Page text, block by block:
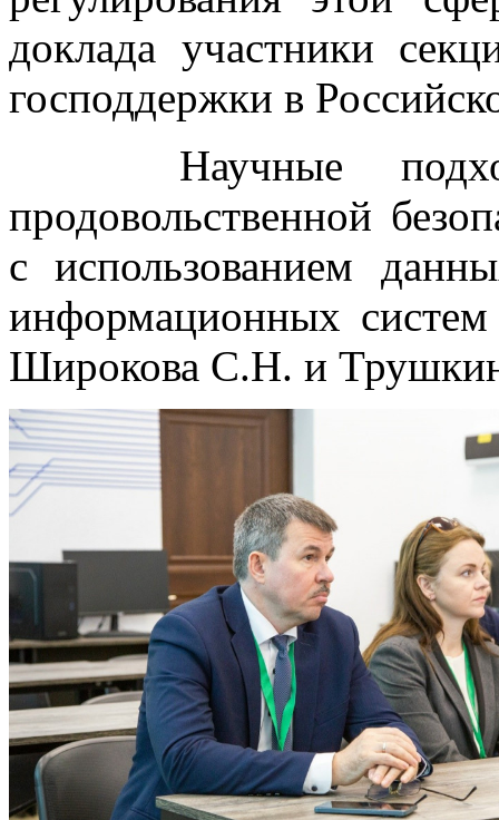
доклада участники
господдержки в
Научные
продовольственной
с использованием
информационных
Широкова С.Н. и